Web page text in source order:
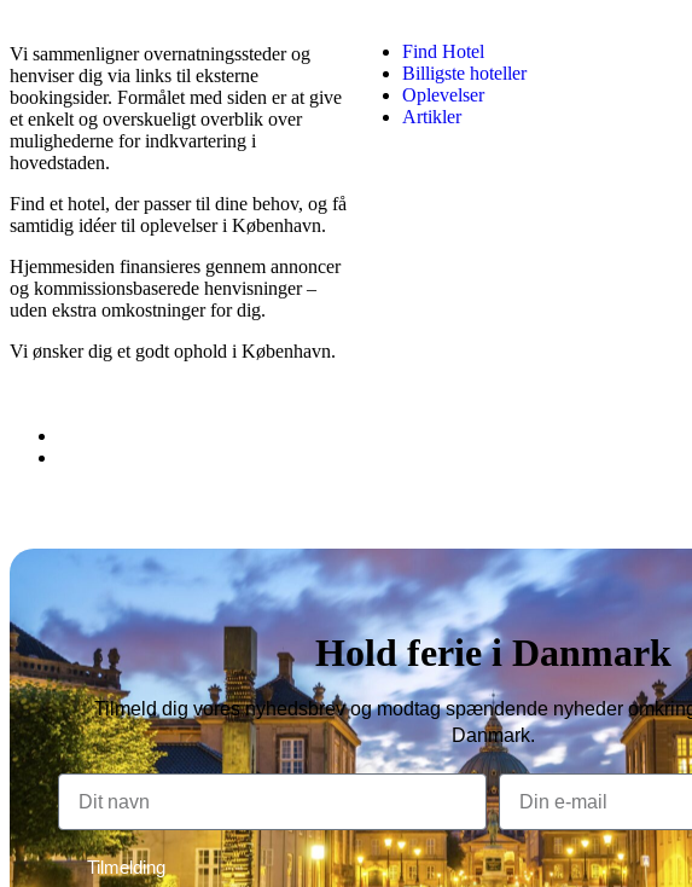
Vi sammenligner over­natningssteder og
henviser dig via links til eksterne
bookingsider. Formålet med siden er at give
et enkelt og overskueligt overblik over
mulighederne for indkvartering i
hovedstaden.
Find et hotel, der passer til dine behov, og få
samtidig idéer til oplevelser i København.
Hjemmesiden finansieres gennem annoncer
og kommissionsbaserede henvisninger –
uden ekstra omkostninger for dig.
Vi ønsker dig et godt ophold i København.
Find Hotel
Billigste hoteller
Oplevelser
Artikler
Hold ferie i Danmark
Tilmeld dig vores nyhedsbrev og modtag spændende nyheder
Danmark.
Tilmelding